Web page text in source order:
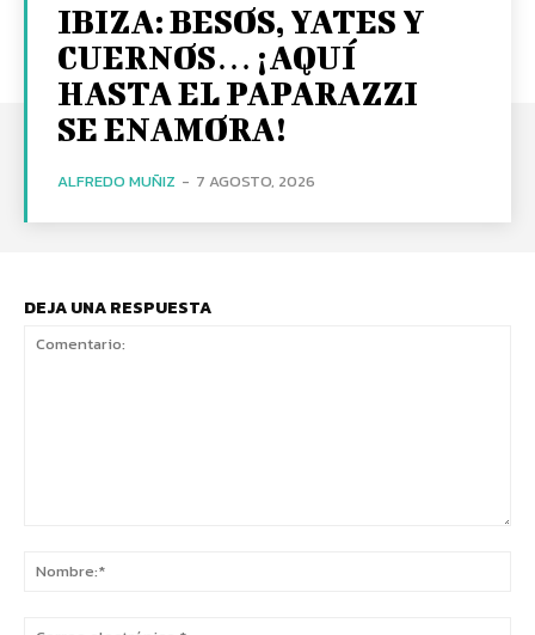
IBIZA: BESOS, YATES Y
CUERNOS… ¡AQUÍ
HASTA EL PAPARAZZI
SE ENAMORA!
ALFREDO MUÑIZ - 7 AGOSTO, 2026
DEJA UNA RESPUESTA